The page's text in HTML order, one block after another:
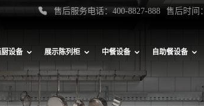
售后服务电话：400-8827-888 售后时间
设备 展示陈列柜 中餐设备 自助餐设备